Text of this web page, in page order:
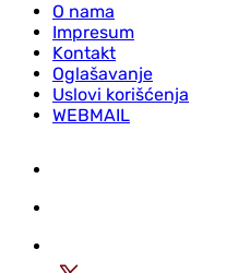
O nama
Impresum
Kontakt
Oglašavanje
Uslovi korišćenja
WEBMAIL